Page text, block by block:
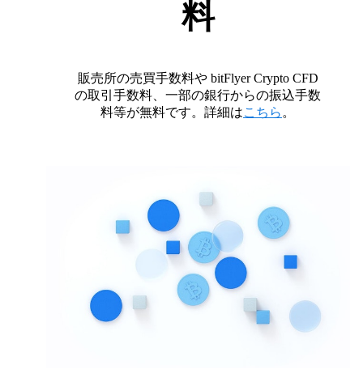
料
販売所の売買手数料や bitFlyer Crypto CFD
の取引手数料、一部の銀行からの振込手数
料等が無料です。詳細はこちら 。